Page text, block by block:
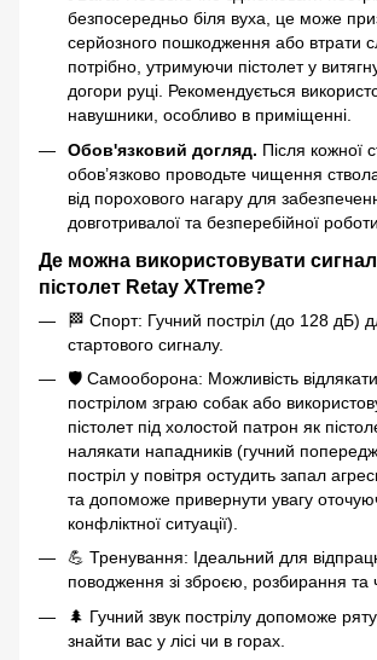
безпосередньо біля вуха, це може
серйозного пошкодження або втрати
потрібно, утримуючи пістолет у
догори руці. Рекомендується
навушники, особливо в приміщенні.
Обов'язковий догляд. Після кожної
обов’язково проводьте чищення
від порохового нагару для
довготривалої та безперебійної роботи.
Де можна використовувати
пістолет Retay XTreme?
🏁 Спорт: Гучний постріл (до 128 дБ)
стартового сигналу.
🛡️ Самооборона: Можливість
пострілом зграю собак або
пістолет під холостой патрон як
налякати нападників (гучний
постріл у повітря остудить запал
та допоможе привернути увагу
конфліктної ситуації).
💪 Тренування: Ідеальний для
поводження зі зброєю, розбирання
🌲 Гучний звук пострілу допоможе
знайти вас у лісі чи в горах.